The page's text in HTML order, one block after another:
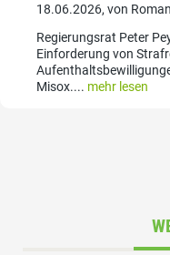
18.06.2026, von
Regierungsrat Peter
Einforderung von
Misox.... mehr lesen